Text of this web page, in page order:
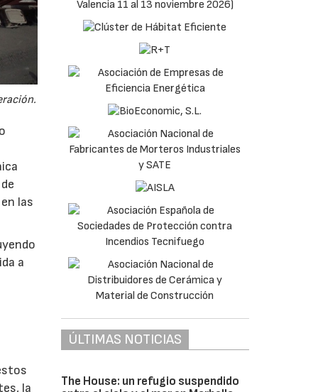
las
a
la
ÚLTIMAS NOTICIAS
The House: un refugio suspendido